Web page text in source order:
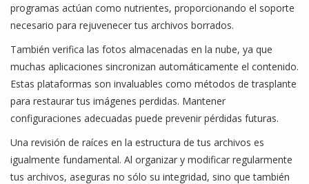
programas actúan como nutrientes, proporcionando el soporte
necesario para rejuvenecer tus archivos borrados.
También verifica las fotos almacenadas en la nube, ya que
muchas aplicaciones sincronizan automáticamente el contenido.
Estas plataformas son invaluables como métodos de trasplante
para restaurar tus imágenes perdidas. Mantener
configuraciones adecuadas puede prevenir pérdidas futuras.
Una revisión de raíces en la estructura de tus archivos es
igualmente fundamental. Al organizar y modificar regularmente
tus archivos, aseguras no sólo su integridad, sino que también